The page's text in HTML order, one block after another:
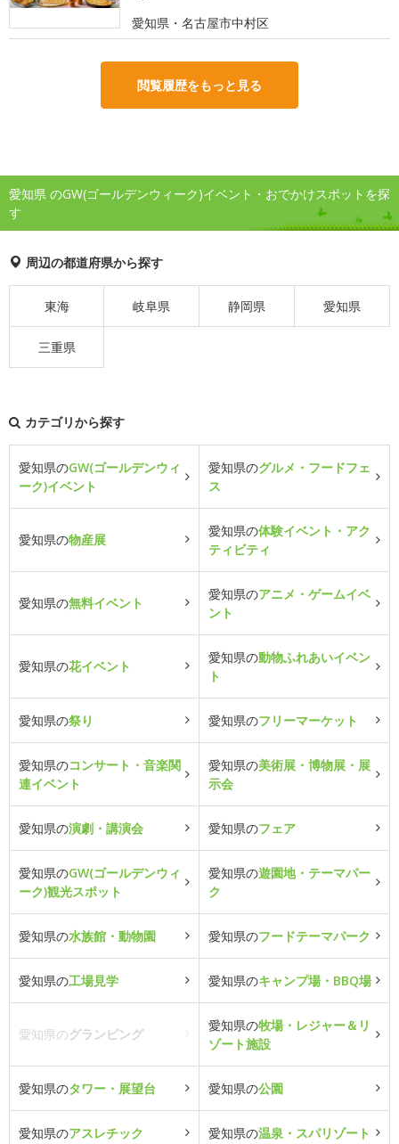
愛知県・名古屋市中村区
閲覧履歴をもっと見る
愛知県 のGW(ゴールデンウィーク)イベント・おでかけスポットを探
す
周辺の都道府県から探す
東海 岐阜県 静岡県 愛知県
三重県
カテゴリから探す
愛知県のGW(ゴールデンウィ
ーク)イベント
愛知県のグルメ・フードフェ
ス
愛知県の物産展
愛知県の体験イベント・アク
ティビティ
愛知県の無料イベント
愛知県のアニメ・ゲームイベ
ント
愛知県の花イベント
愛知県の動物ふれあいイベン
ト
愛知県の祭り 愛知県のフリーマーケット
愛知県のコンサート・音楽関
連イベント
愛知県の美術展・博物展・展
示会
愛知県の演劇・講演会 愛知県のフェア
愛知県のGW(ゴールデンウィ
ーク)観光スポット
愛知県の遊園地・テーマパー
ク
愛知県の水族館・動物園 愛知県のフードテーマパーク
愛知県の工場見学 愛知県のキャンプ場・BBQ場
愛知県のグランピング
愛知県の牧場・レジャー＆リ
ゾート施設
愛知県のタワー・展望台 愛知県の公園
愛知県のアスレチック 愛知県の温泉・スパリゾート